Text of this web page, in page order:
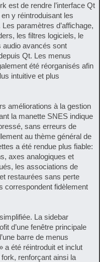
est de rendre l’interface Qt
y réintroduisant les
paramètres d’affichage,
les filtres logiciels, le
audio avancés sont
Qt. Les menus
été réorganisés afin
intuitive et plus
améliorations à la gestion
la manette SNES indique
sans erreurs de
au thème général de
a été rendue plus fiable:
axes analogiques et
les associations de
restaurées sans perte
correspondent fidèlement
La sidebar
d’une fenêtre principale
barre de menus
a été réintroduit et inclut
renforçant ainsi la